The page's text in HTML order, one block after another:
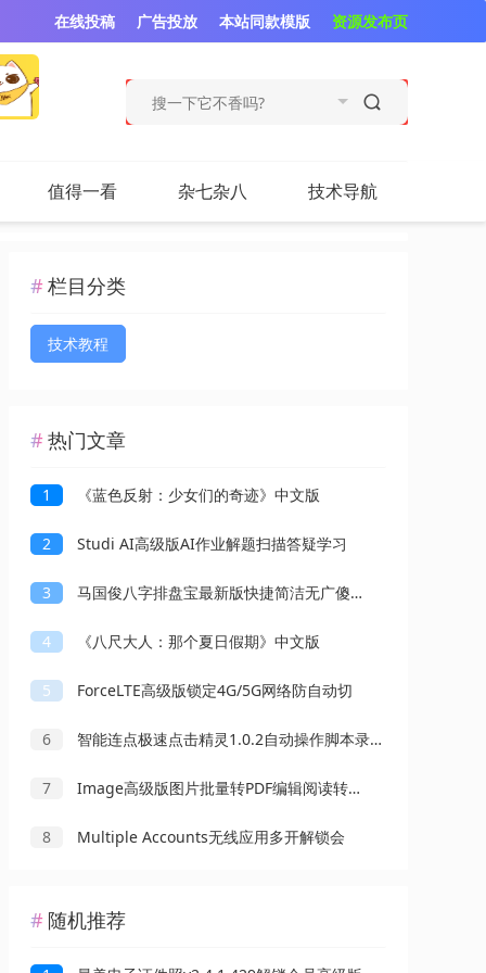
资源发布页
本站同款模版
广告投放
在线投稿
值得一看 杂七杂八 技术导航
栏目分类
技术教程
热门文章
1 《蓝色反射：少女们的奇迹》中文版
2 Studi AI高级版AI作业解题扫描答疑学习
3 马国俊八字排盘宝最新版快捷简洁无广傻瓜操作
4 《八尺大人：那个夏日假期》中文版
5 ForceLTE高级版锁定4G/5G网络防自动切
6 智能连点极速点击精灵1.0.2自动操作脚本录制解放双手
7 Image高级版图片批量转PDF编辑阅读转换工具
8 Multiple Accounts无线应用多开解锁会
随机推荐